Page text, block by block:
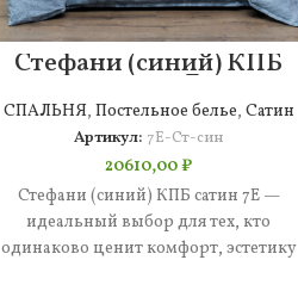
Стефани (синий) КПБ
сатин 7Е
СПАЛЬНЯ, Постельное белье, Сатин
Артикул: 7Е-Ст-син
20610,00₽
Стефани (синий) КПБ сатин 7Е —
идеальный выбор для тех, кто
одинаково ценит комфорт, эстетику